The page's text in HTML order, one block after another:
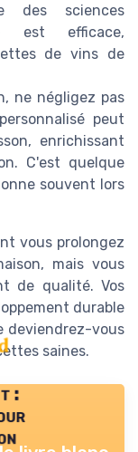
des sciences
est efficace,
de vins de
ne négligez pas
peut
enrichissant
C'est quelque
souvent lors
vous prolongez
mais vous
de qualité. Vos
durable
deviendrez-vous
saines.
: